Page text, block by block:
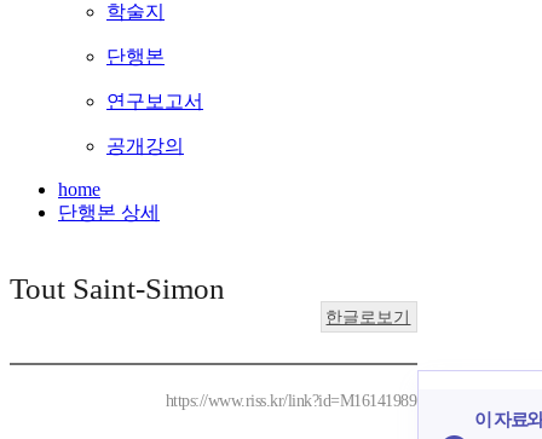
학술지
단행본
연구보고서
공개강의
home
단행본 상세
Tout Saint-Simon
한글로보기
https://www.riss.kr/link?id=M16141989
이 자료